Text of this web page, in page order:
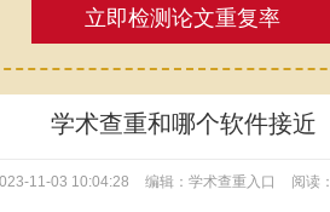
立即检测论文重复率
学术查重和哪个软件接近
11-03 10:04:28 编辑：学术查重入口 阅读：